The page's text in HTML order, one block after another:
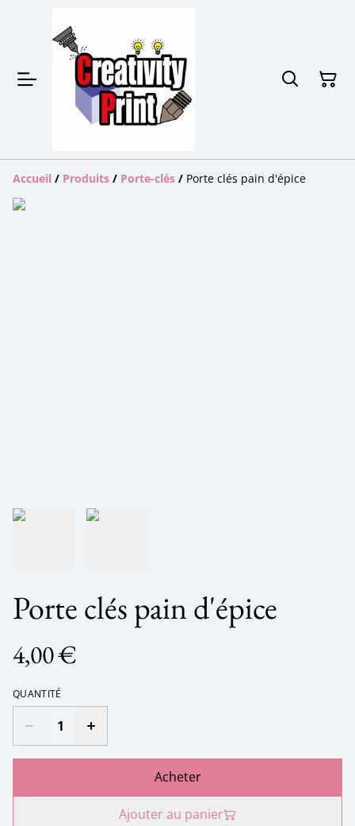
Accueil / Produits / Porte-clés / Porte clés pain d'épice
Porte clés pain d'épice
4,00 €
QUANTITÉ
Acheter
Ajouter au panier